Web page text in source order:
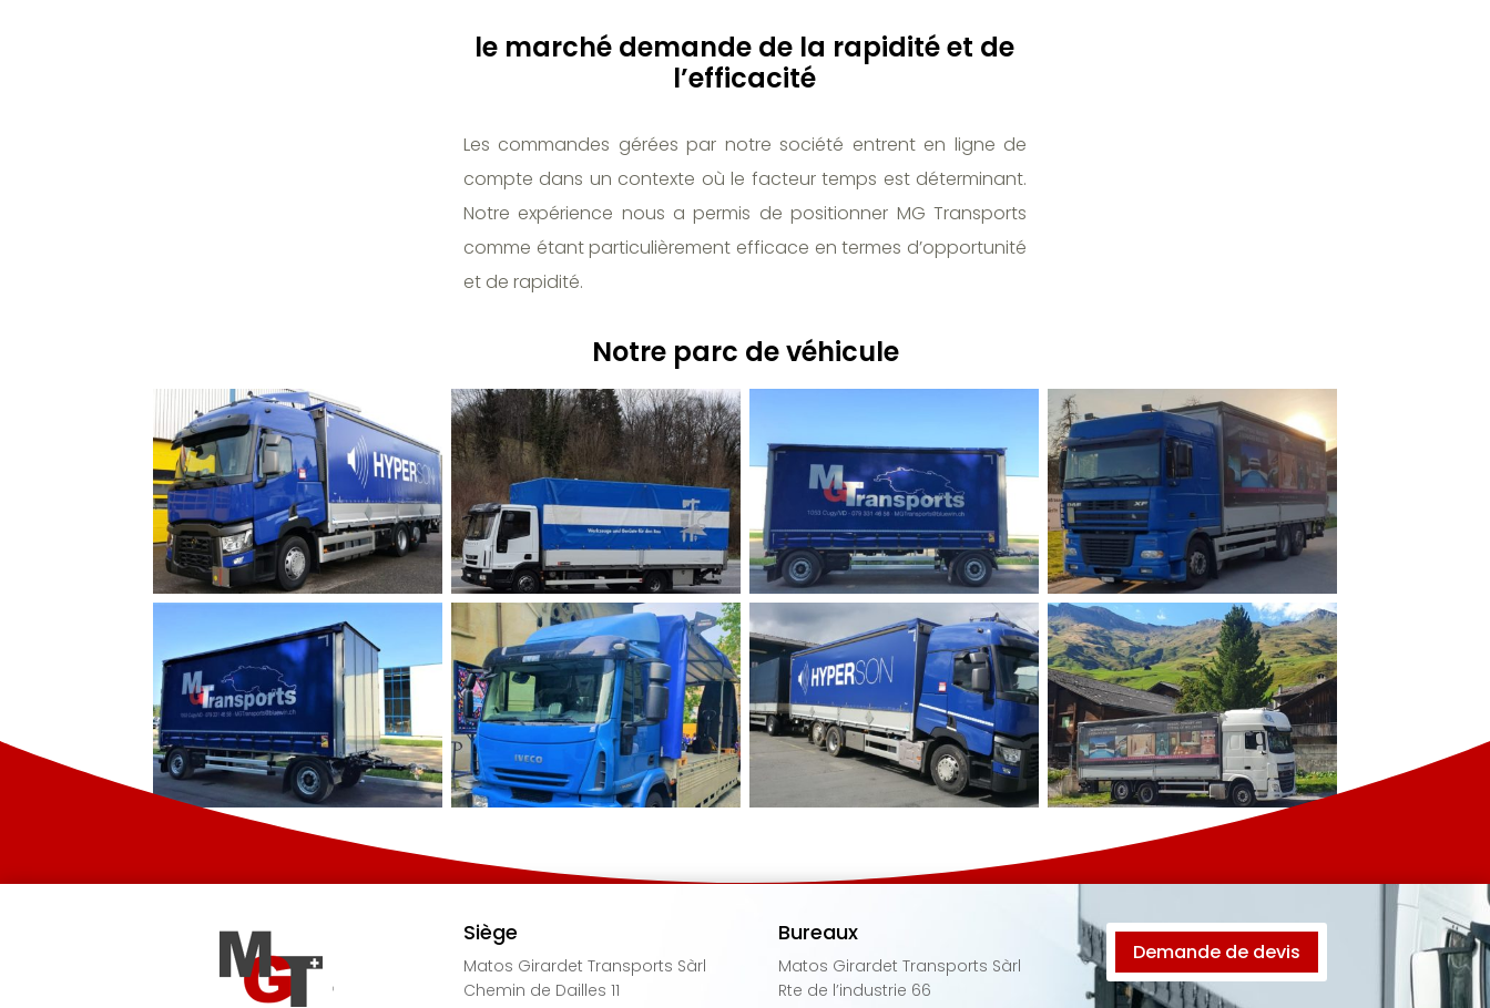
le marché demande de la rapidité et de
l’efficacité
Les commandes gérées par notre société entrent en ligne de
compte dans un contexte où le facteur temps est déterminant.
Notre expérience nous a permis de positionner MG Transports
comme étant particulièrement efficace en termes d’opportunité
et de rapidité.
Notre parc de véhicule
Siège
Matos Girardet Transports Sàrl
Chemin de Dailles 11
Bureaux
Matos Girardet Transports Sàrl
Rte de l’industrie 66
Demande de devis